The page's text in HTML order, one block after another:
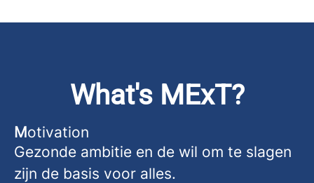
What's MExT?
Motivation
Gezonde ambitie en de wil om te slagen
zijn de basis voor alles.